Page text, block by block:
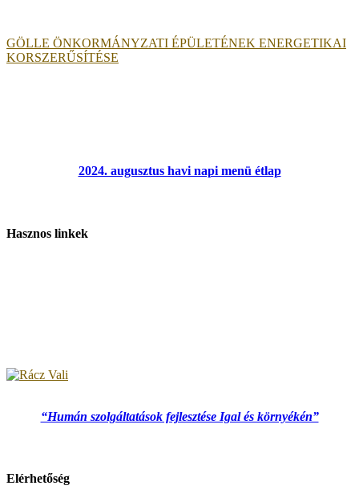
GÖLLE ÖNKORMÁNYZATI ÉPÜLETÉNEK ENERGETIKAI
KORSZERŰSÍTÉSE
2024. augusztus havi napi menü étlap
Hasznos linkek
“Humán szolgáltatások fejlesztése Igal és környékén”
Elérhetőség